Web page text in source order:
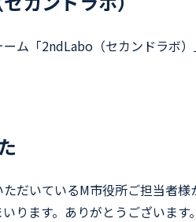
ム「2ndLabo（セカンドラボ
だいているM市役所ご担当者
ります。ありがとうございます。